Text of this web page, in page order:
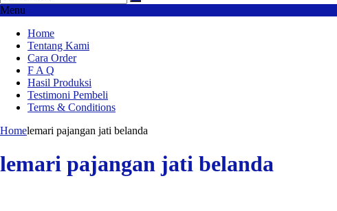
Menu
Home
Tentang Kami
Cara Order
F A Q
Hasil Produksi
Testimoni Pembeli
Terms & Conditions
Homelemari pajangan jati belanda
lemari pajangan jati belanda